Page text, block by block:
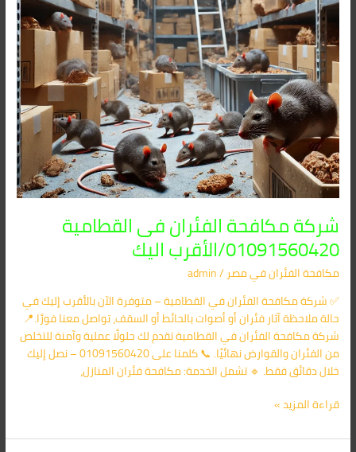
شركة مكافحة الفئران فى القطامية
01091560420/الأقرب اليك
مكافحة الفئران​ في مصر/
admin
✅ شركة مكافحة الفئران في القطامية – متوفرة الآن بالأقرب إليك في
حالة ملاحظة آثار فئران أو أصوات بالحائط أو السقف، تواصل معنا فورًا.📍
شركة مكافحة الفئران في القطامية تقدم لك حلولًا عملية وآمنة للتخلص
من الفئران والقوارض نهائيًا. 📞 كلمنا على 01091560420 – نصل إليك
خلال دقائق فقط. 🔹 تشمل الخدمة: مكافحة فئران المنازل،
اليك
قراءة المزيد »